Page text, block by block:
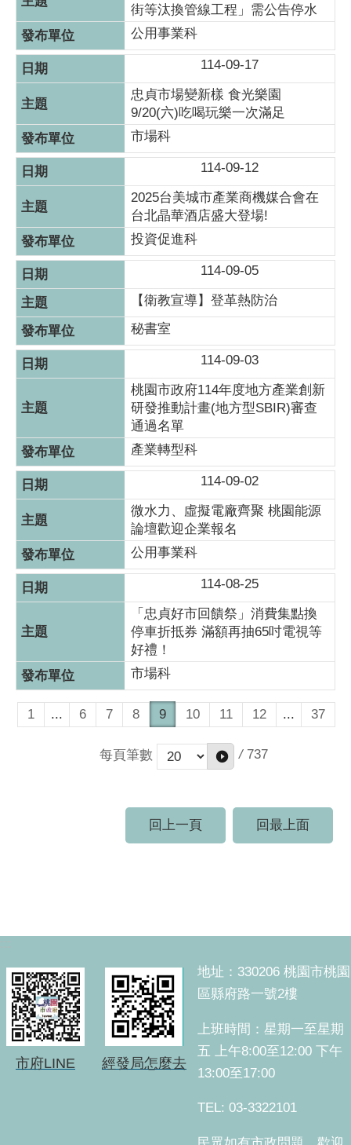
街等汰換管線工程」需公告停水
公用事業科
114-09-17
忠貞市場變新樣 食光樂園
9/20(六)吃喝玩樂一次滿足
市場科
114-09-12
2025台美城市產業商機媒合會在
台北晶華酒店盛大登場!
投資促進科
114-09-05
【衛教宣導】登革熱防治
秘書室
114-09-03
桃園市政府114年度地方產業創新
研發推動計畫(地方型SBIR)審查
通過名單
產業轉型科
114-09-02
微水力、虛擬電廠齊聚 桃園能源
論壇歡迎企業報名
公用事業科
114-08-25
「忠貞好市回饋祭」消費集點換
停車折抵券 滿額再抽65吋電視等
好禮！
市場科
1 ... 6 7 8 9 10 11 12 ... 37
每頁筆數 / 737
回上一頁 回最上面
:::
市府LINE 經發局怎麼去
地址：330206 桃園市桃園
區縣府路一號2樓
上班時間：星期一至星期
五 上午8:00至12:00 下午
13:00至17:00
TEL: 03-3322101